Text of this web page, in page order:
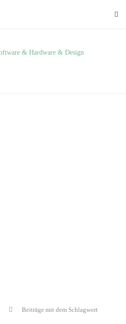
Beiträge mit dem Schlagwort